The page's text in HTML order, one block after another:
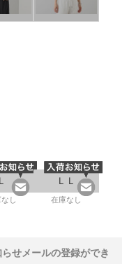
Ｌ
し
ＬＬ
在庫なし
せメールの登録ができ